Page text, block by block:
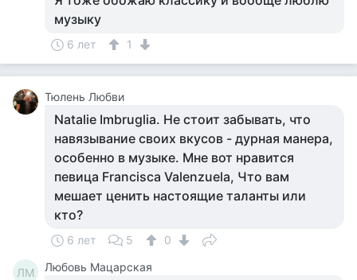
музыку
6 лет 1
Тюлень Любви
Natalie Imbruglia. Не стоит забывать, что
навязывание своих вкусов - дурная манера,
особенно в музыке. Мне вот нравится
певица Francisca Valenzuela, Что вам
мешает ценить настоящие таланты или
кто?
6 лет 5 0
ЛМ Любовь Мацарская